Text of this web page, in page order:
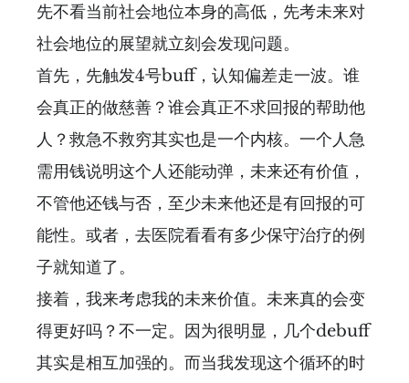
先不看当前社会地位本身的高低，先考未来对
社会地位的展望就立刻会发现问题。
首先，先触发4号buff，认知偏差走一波。谁
会真正的做慈善？谁会真正不求回报的帮助他
人？救急不救穷其实也是一个内核。一个人急
需用钱说明这个人还能动弹，未来还有价值，
不管他还钱与否，至少未来他还是有回报的可
能性。或者，去医院看看有多少保守治疗的例
子就知道了。
接着，我来考虑我的未来价值。未来真的会变
得更好吗？不一定。因为很明显，几个debuff
其实是相互加强的。而当我发现这个循环的时